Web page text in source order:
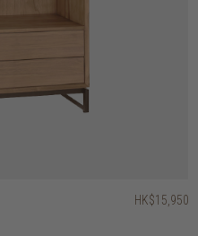
HK$15,950
HK$14,950
HK$31,450
HK$17,950
HK$16,950
HK$16,950
HK$2,950
HK$1,950
HK$15,950
HK$14,950